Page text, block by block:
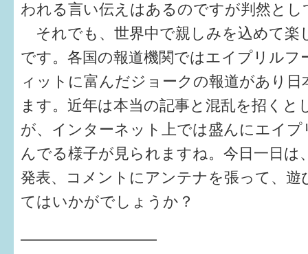
われる言い伝えはあるのですが判然とし
それでも、世界中で親しみを込めて楽
です。各国の報道機関ではエイプリルフ
ィットに富んだジョークの報道があり
ます。近年は本当の記事と混乱を招くと
が、インターネット上では盛んにエイプ
んでる様子が見られますね。今日一日は
発表、コメントにアンテナを張って、遊
てはいかがでしょうか？
━━━━━━━━━
子育てカレンダー
妊娠
出産〜3か月
3か月〜6か月
6か月〜1歳
1歳〜3歳
3歳〜就学前
就学後〜